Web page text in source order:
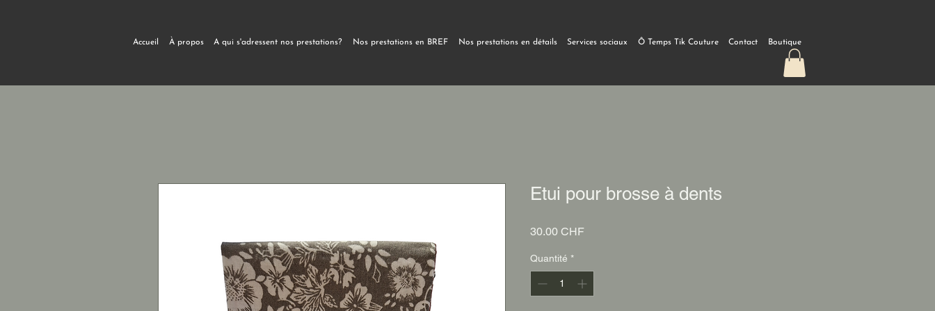
Accueil À propos A qui s'adressent nos prestations? Nos prestations en BREF Nos prestations en détails Services sociaux Ô Temps Tik Couture Contact Boutique
Etui pour brosse à dents
30.00 CHFPrix
Quantité *